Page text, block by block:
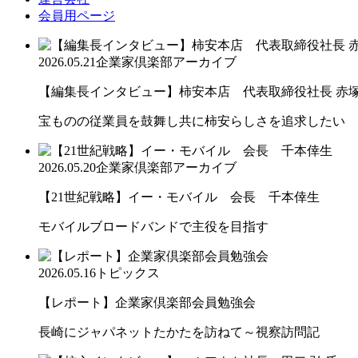
会員用ページ
2026.05.21企業家倶楽部アーカイブ
【編集長インタビュー】柿安本店 代表取締役社長 赤
宝ものの従業員を鼓舞し共に柿安らしさを追求したい
2026.05.20企業家倶楽部アーカイブ
【21世紀戦略】イー・モバイル 会長 千本倖生
モバイルブロードバンドで主役を目指す
2026.05.16 トピックス
【レポート】企業家倶楽部会員勉強会
長崎にジャパネットたかたを訪ねて～視察訪問記